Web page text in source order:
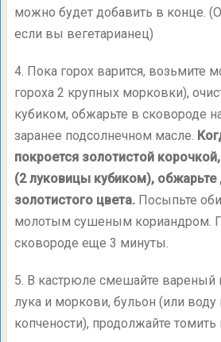
можно будет добавить в конце.
если вы вегетарианец)
4. Пока горох варится, возьмите
гороха 2 крупных морковки),
кубиком, обжарьте в сковороде
заранее подсолнечном масле.
покроется золотистой
(2 луковицы кубиком),
золотистого цвета. Посыпьте
молотым сушеным кориандром.
сковороде еще 3 минуты.
5. В кастрюле смешайте вареный
лука и моркови, бульон (или воду
копчености), продолжайте томить